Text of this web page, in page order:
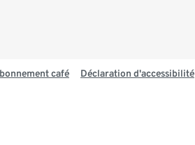
café Déclaration d'accessibilité